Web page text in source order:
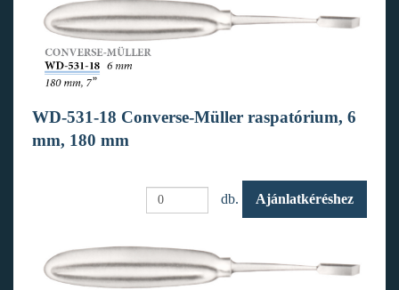
WD-531-18 Converse-Müller raspatórium, 6
mm, 180 mm
db. Ajánlatkéréshez